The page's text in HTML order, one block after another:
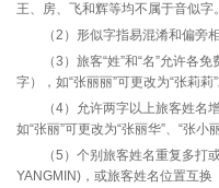
王、房、飞和辉等均不属于音似字。
（2）形似字指易混淆和偏旁相
（3）旅客“姓”和“名”允许各免
字），如“张丽丽”可更改为“张莉莉”
（4）允许两字以上旅客姓名增
如“张丽”可更改为“张丽华”、“张小
（5）个别旅客姓名重复多打或
YANGMIN)，或旅客姓名位置互